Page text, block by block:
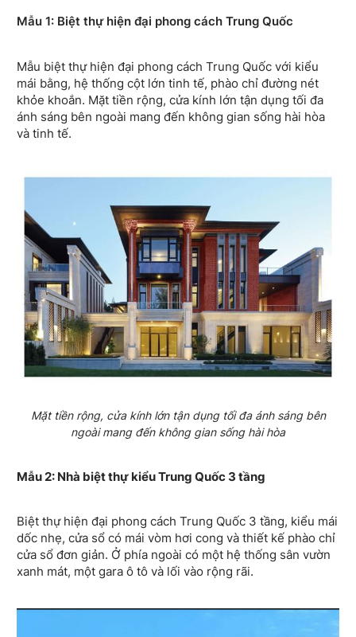
Mẫu 1: Biệt thự hiện đại phong cách Trung Quốc
Mẫu biệt thự hiện đại phong cách Trung Quốc với kiểu
mái bằng, hệ thống cột lớn tinh tế, phào chỉ đường nét
khỏe khoắn. Mặt tiền rộng, cửa kính lớn tận dụng tối đa
ánh sáng bên ngoài mang đến không gian sống hài hòa
và tinh tế.
Mặt tiền rộng, cửa kính lớn tận dụng tối đa ánh sáng bên
ngoài mang đến không gian sống hài hòa
Mẫu 2: Nhà biệt thự kiểu Trung Quốc 3 tầng
Biệt thự hiện đại phong cách Trung Quốc 3 tầng, kiểu mái
dốc nhẹ, cửa sổ có mái vòm hơi cong và thiết kế phào chỉ
cửa sổ đơn giản. Ở phía ngoài có một hệ thống sân vườn
xanh mát, một gara ô tô và lối vào rộng rãi.